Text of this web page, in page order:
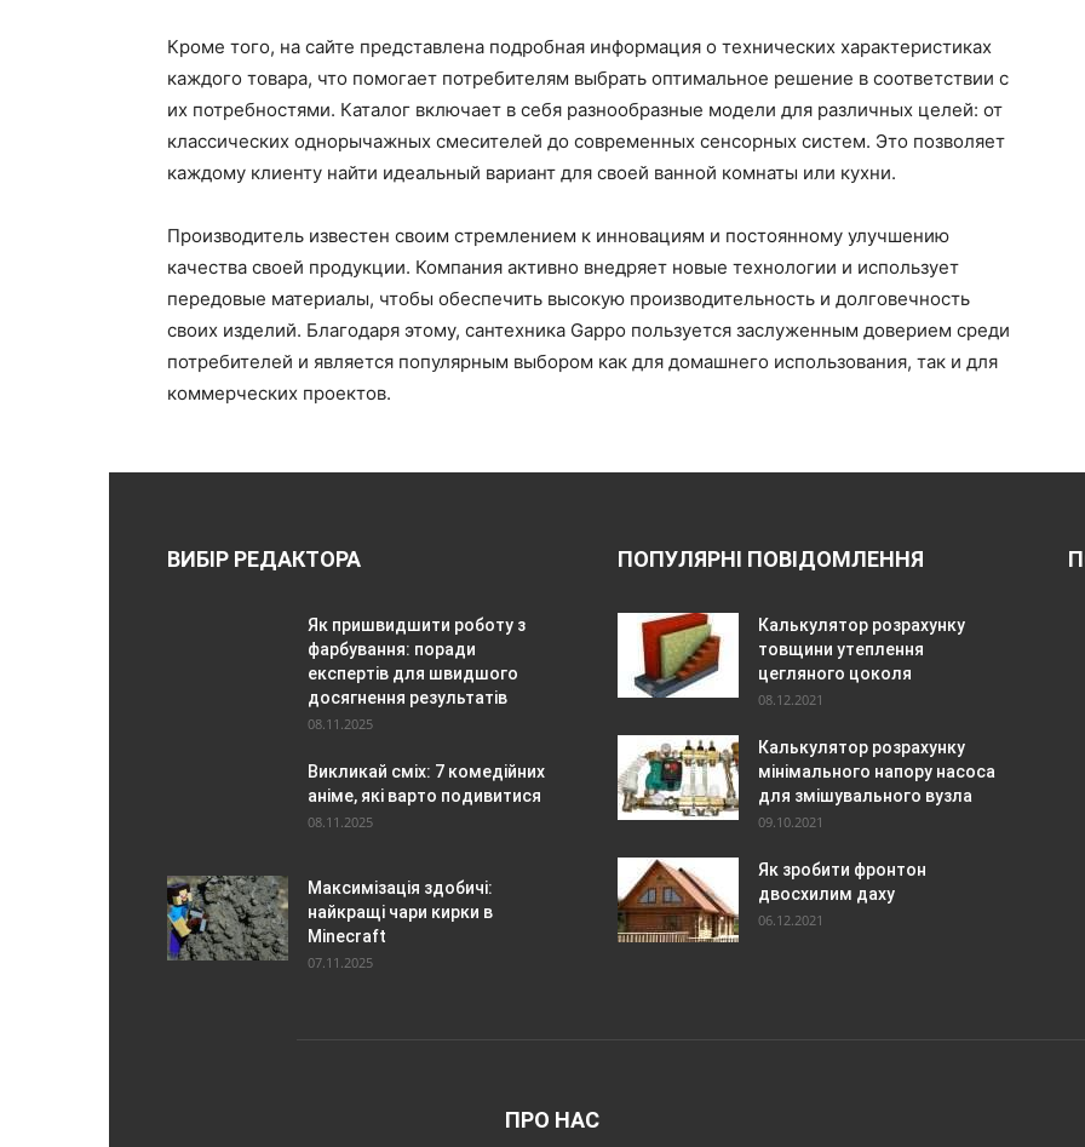
Кроме того, на сайте представлена подробная информация о технических характеристиках
каждого товара, что помогает потребителям выбрать оптимальное решение в соответствии с
их потребностями. Каталог включает в себя разнообразные модели для различных целей: от
классических однорычажных смесителей до современных сенсорных систем. Это позволяет
каждому клиенту найти идеальный вариант для своей ванной комнаты или кухни.
Производитель известен своим стремлением к инновациям и постоянному улучшению
качества своей продукции. Компания активно внедряет новые технологии и использует
передовые материалы, чтобы обеспечить высокую производительность и долговечность
своих изделий. Благодаря этому, сантехника Gappo пользуется заслуженным доверием среди
потребителей и является популярным выбором как для домашнего использования, так и для
коммерческих проектов.
ВИБІР РЕДАКТОРА
Як пришвидшити роботу з
фарбування: поради
експертів для швидшого
досягнення результатів
08.11.2025
Викликай сміх: 7 комедійних
аніме, які варто подивитися
08.11.2025
Максимізація здобичі:
найкращі чари кирки в
Minecraft
07.11.2025
ПОПУЛЯРНІ ПОВІДОМЛЕННЯ
Калькулятор розрахунку
товщини утеплення
цегляного цоколя
08.12.2021
Калькулятор розрахунку
мінімального напору насоса
для змішувального вузла
09.10.2021
Як зробити фронтон
двосхилим даху
06.12.2021
ПРО НАС